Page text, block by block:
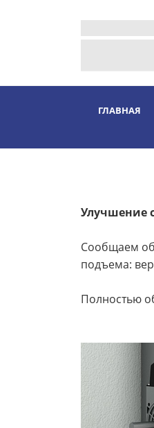
ГЛАВНАЯ
Улучшение
Сообщаем
подъема:
Полностью